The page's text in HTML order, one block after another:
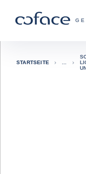
Zurück zur Startseite
STARTSEITE